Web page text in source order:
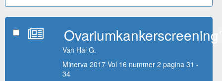
Van Hal G.
Minerva 2017 Vol 16 nummer 2 pagina 31 -
34